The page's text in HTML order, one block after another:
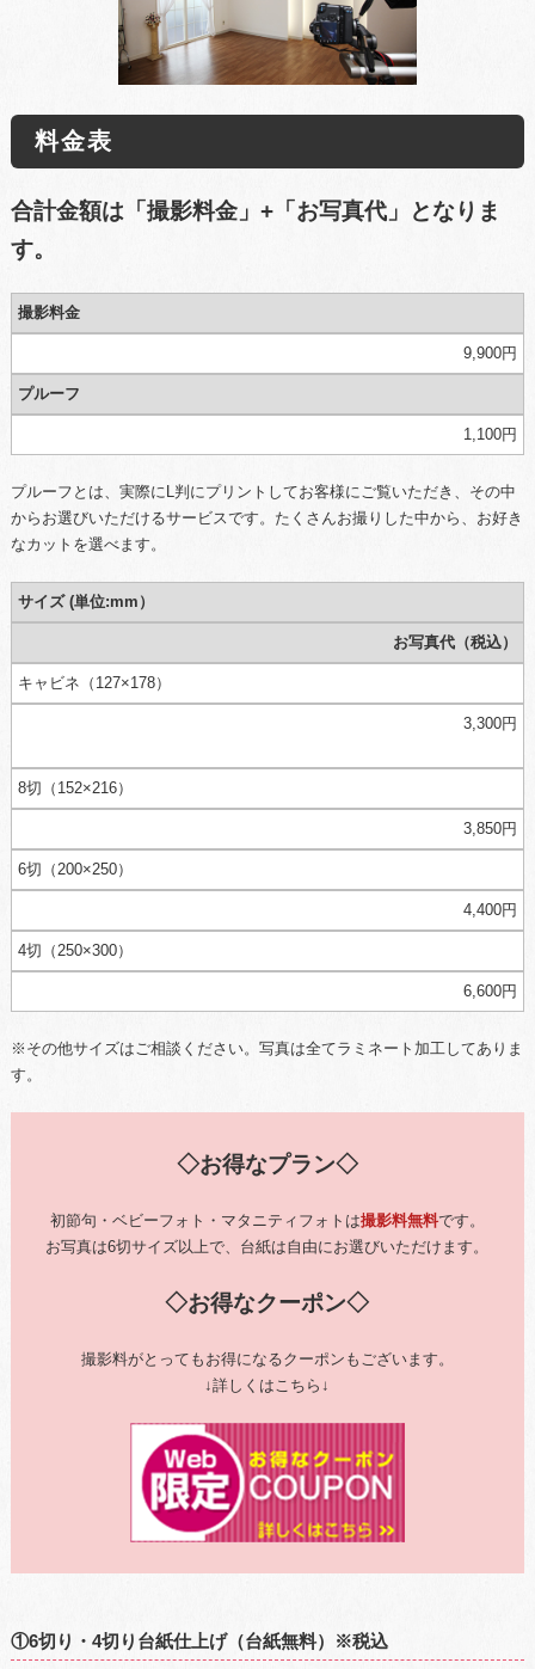
料金表
合計金額は「撮影料金」+「お写真代」となりま
す。
撮影料金
9,900円
プルーフ
1,100円
プルーフとは、実際にL判にプリントしてお客様にご覧いただき、その中
からお選びいただけるサービスです。たくさんお撮りした中から、お好き
なカットを選べます。
サイズ (単位:mm）
お写真代（税込）
キャビネ（127×178）
3,300円
8切（152×216）
3,850円
6切（200×250）
4,400円
4切（250×300）
6,600円
※その他サイズはご相談ください。写真は全てラミネート加工してありま
す。
◇お得なプラン◇
初節句・ベビーフォト・マタニティフォトは撮影料無料です。
お写真は6切サイズ以上で、台紙は自由にお選びいただけます。
◇お得なクーポン◇
撮影料がとってもお得になるクーポンもございます。
↓詳しくはこちら↓
①6切り・4切り台紙仕上げ（台紙無料）※税込